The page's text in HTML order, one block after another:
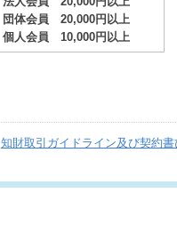
団体会員 20,000円以上
個人会員 10,000円以上
知財取引ガイドライン及び契約